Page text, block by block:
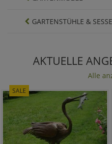
GARTENSTÜHLE &
AKTUELLE
Alle
SALE